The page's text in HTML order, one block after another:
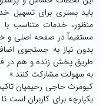
باید بستری برای تسهیل
منظور، خدمات متناسب با
مستقیماً در صفحه اصلی و
بدون نیاز به جستجوی
طریق پخش زنده و هم در
به سهولت مشارکت کنند.»
کیومرث حاجی رحیمیان
یکپارچه برای کاربران است